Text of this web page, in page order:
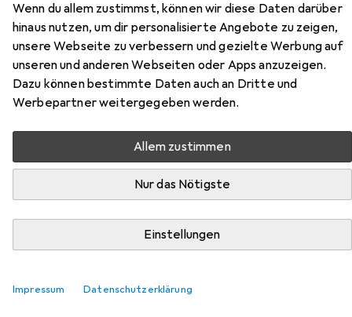
Wenn du allem zustimmst, können wir diese Daten darüber
hinaus nutzen, um dir personalisierte Angebote zu zeigen,
unsere Webseite zu verbessern und gezielte Werbung auf
unseren und anderen Webseiten oder Apps anzuzeigen.
Dazu können bestimmte Daten auch an Dritte und
Werbepartner weitergegeben werden.
Allem zustimmen
Nur das Nötigste
Einstellungen
Impressum Datenschutzerklärung
Zubehör für Shunga Oriental
Hier findest du passendes Zubehör zum Produkt Shunga
Oriental aus den Kategorien Reizwäsche Slip und
Massageöl.
Relevanz
Produktliste
EUR
12,79